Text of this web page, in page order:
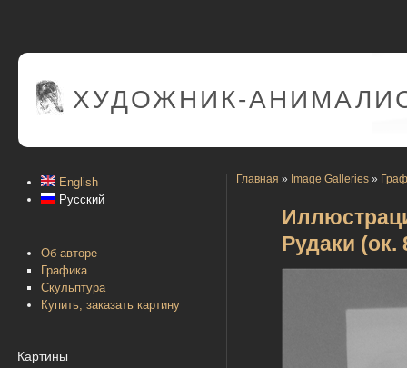
ХУДОЖНИК-
English
Русский
Об авторе
Графика
Скульптура
Купить, заказать картину
Картины
Главная » Image Galleries »
Рудаки (ок.